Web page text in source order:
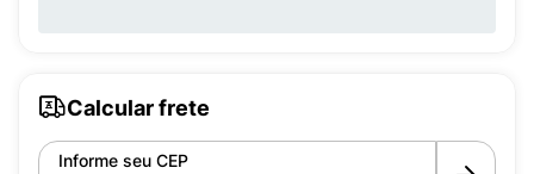
Calcular frete
Informe seu CEP